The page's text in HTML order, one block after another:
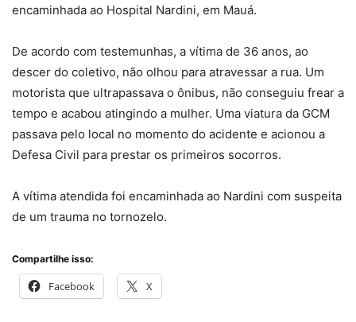
encaminhada ao Hospital Nardini, em Mauá.
De acordo com testemunhas, a vítima de 36 anos, ao
descer do coletivo, não olhou para atravessar a rua. Um
motorista que ultrapassava o ônibus, não conseguiu frear a
tempo e acabou atingindo a mulher. Uma viatura da GCM
passava pelo local no momento do acidente e acionou a
Defesa Civil para prestar os primeiros socorros.
A vítima atendida foi encaminhada ao Nardini com suspeita
de um trauma no tornozelo.
Compartilhe isso:
Facebook X